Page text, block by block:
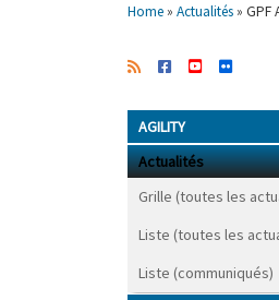
Home » Actualités » GPF
AGILITY
Actualités
Grille (toutes les
Liste (toutes les
Liste (communiqués)